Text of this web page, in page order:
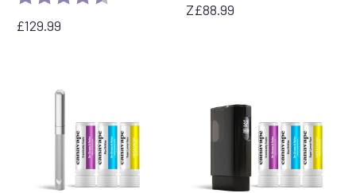
£129.99
Z£88.99